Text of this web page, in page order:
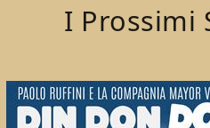
I Prossimi